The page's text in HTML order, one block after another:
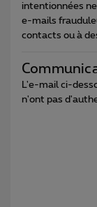
intentionnées
e-mails
contacts ou à
L'e-mail ci-
n'ont pas